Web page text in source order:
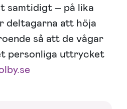
samtidigt – på lika
deltagarna att höja
så att de vågar
personliga uttrycket